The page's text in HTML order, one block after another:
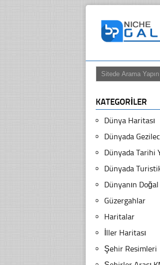
KATEGORILER
Dünya Haritası
Dünyada
Dünyada Tarihi
Dünyada
Dünyanın
Güzergahlar
Haritalar
İller Haritası
Şehir Resimleri